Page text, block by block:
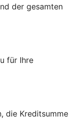
der gesamten
für Ihre
die Kreditsumme